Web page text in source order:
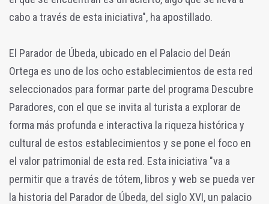
cabo a través de esta iniciativa", ha apostillado.
El Parador de Úbeda, ubicado en el Palacio del Deán
Ortega es uno de los ocho establecimientos de esta red
seleccionados para formar parte del programa Descubre
Paradores, con el que se invita al turista a explorar de
forma más profunda e interactiva la riqueza histórica y
cultural de estos establecimientos y se pone el foco en
el valor patrimonial de esta red. Esta iniciativa "va a
permitir que a través de tótem, libros y web se pueda ver
la historia del Parador de Úbeda, del siglo XVI, un palacio